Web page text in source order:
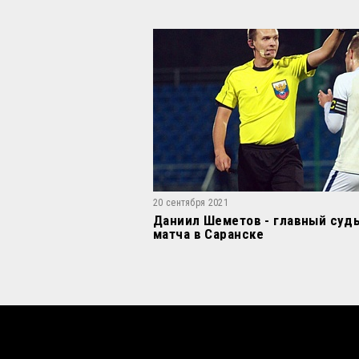
20 сентября 2021
Даниил Шеметов - главный
матча в Саранске